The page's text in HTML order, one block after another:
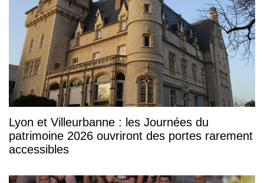
Lyon et Villeurbanne : les Journées du
patrimoine 2026 ouvriront des portes rarement
accessibles